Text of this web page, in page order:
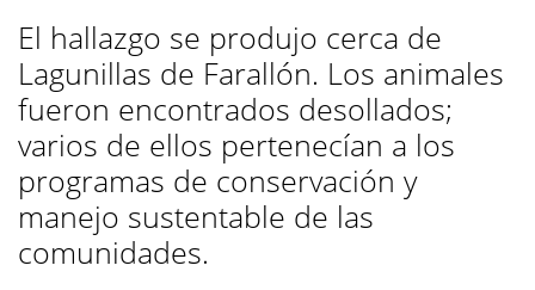
El hallazgo se produjo cerca de
Lagunillas de Farallón. Los animales
fueron encontrados desollados;
varios de ellos pertenecían a los
programas de conservación y
manejo sustentable de las
comunidades.